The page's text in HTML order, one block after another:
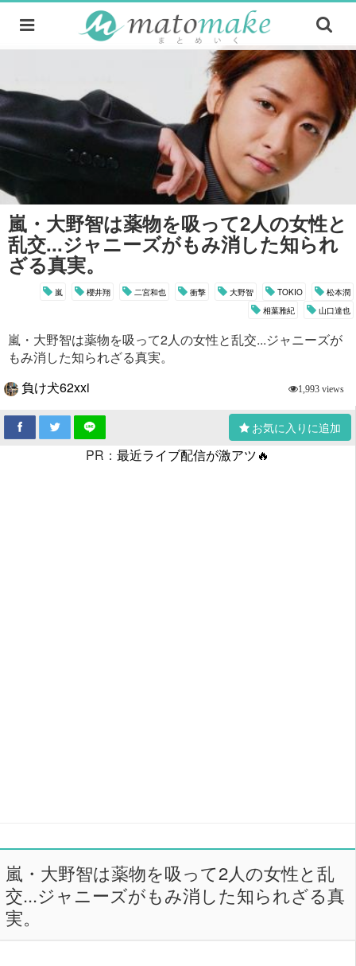
嵐・大野智は薬物を吸って2人の女性と
乱交...ジャニーズがもみ消した知られ
ざる真実。
嵐 櫻井翔 二宮和也 衝撃 大野智 TOKIO
松本潤
相葉雅紀
山口達也
嵐・大野智は薬物を吸って2人の女性と乱交...ジャニーズが
もみ消した知られざる真実。
負け犬62xxi
1,993 views
お気に入りに追加
PR： 最近ライブ配信が激アツ🔥
嵐・大野智は薬物を吸って2人の女性と乱
交...ジャニーズがもみ消した知られざる真
実。